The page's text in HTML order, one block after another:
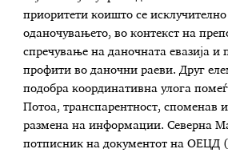
приоритети коишто се
оданочувањето, во контекст на
спречување на даночната евазија и
профити во даночни раеви. Друг
подобра координативна улога
Потоа, транспарентност, споменав
размена на информации. Северна
потписник на документот на ОЕЦД